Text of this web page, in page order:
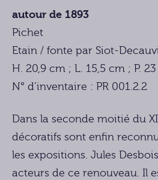
autour de 1893
Pichet
Etain / fonte par Siot-
H. 20,9 cm ; L. 15,5 cm ; P.
N° d’inventaire : PR 001.2.2
Dans la seconde moitié du
décoratifs sont enfin
les expositions. Jules
acteurs de ce renouveau. Il